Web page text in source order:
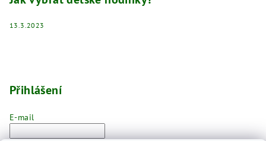
13.3.2023
Přihlášení
E-mail